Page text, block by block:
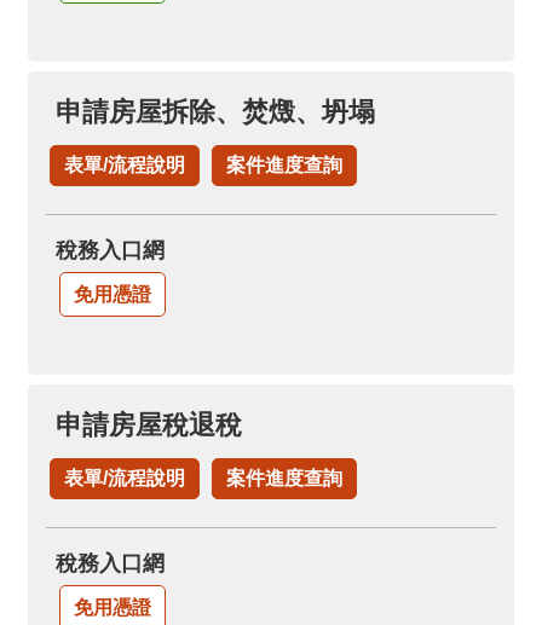
申請房屋拆除、焚燬、坍塌
表單/流程說明 案件進度查詢
稅務入口網
免用憑證
申請房屋稅退稅
表單/流程說明 案件進度查詢
稅務入口網
免用憑證